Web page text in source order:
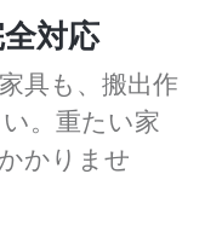
対応
具も、搬出作
。重たい家
かりませ